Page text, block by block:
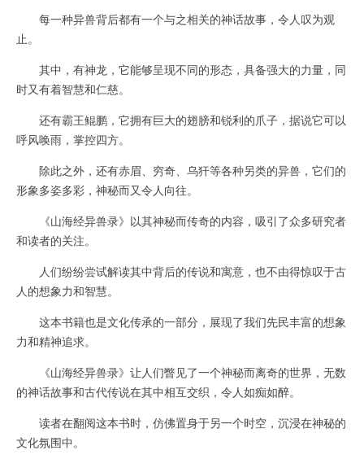
每一种异兽背后都有一个与之相关的神话故事，令人叹为观
止。
其中，有神龙，它能够呈现不同的形态，具备强大的力量，同
时又有着智慧和仁慈。
还有霸王鲲鹏，它拥有巨大的翅膀和锐利的爪子，据说它可以
呼风唤雨，掌控四方。
除此之外，还有赤眉、穷奇、乌犴等各种另类的异兽，它们的
形象多姿多彩，神秘而又令人向往。
《山海经异兽录》以其神秘而传奇的内容，吸引了众多研究者
和读者的关注。
人们纷纷尝试解读其中背后的传说和寓意，也不由得惊叹于古
人的想象力和智慧。
这本书籍也是文化传承的一部分，展现了我们先民丰富的想象
力和精神追求。
《山海经异兽录》让人们瞥见了一个神秘而离奇的世界，无数
的神话故事和古代传说在其中相互交织，令人如痴如醉。
读者在翻阅这本书时，仿佛置身于另一个时空，沉浸在神秘的
文化氛围中。